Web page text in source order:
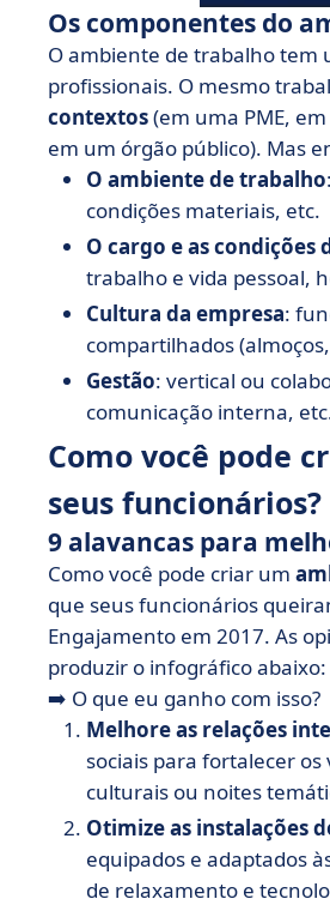
Os componentes do
O ambiente de trabalho tem
profissionais. O mesmo
contextos(em uma PME,
em um órgão público). Mas
O ambiente de trabalho
condições materiais, etc.
O cargo e as condições
trabalho e vida pessoal,
Cultura da empresa:
compartilhados
Gestão: vertical ou
comunicação interna,
Como você pode
seus funcionários?
9 alavancas para
Como você pode criar um
que seus funcionários
Engajamento em 2017. As
produzir o infográfico abaixo:
➡️ O que eu ganho com isso?
Melhore as relações
sociais para fortalecer
culturais ou noites
Otimize as instalações
equipados e adaptados
de relaxamento e